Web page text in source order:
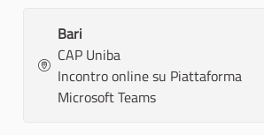
Bari
CAP Uniba
Incontro online su Piattaforma
Microsoft Teams